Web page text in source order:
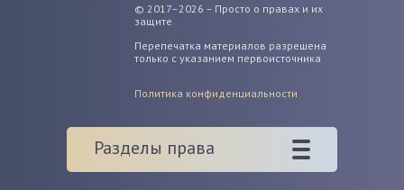
© 2017–2026 – Просто о правах и их
защите
Перепечатка материалов разрешена
только с указанием первоисточника
Политика конфиденциальности
Разделы права